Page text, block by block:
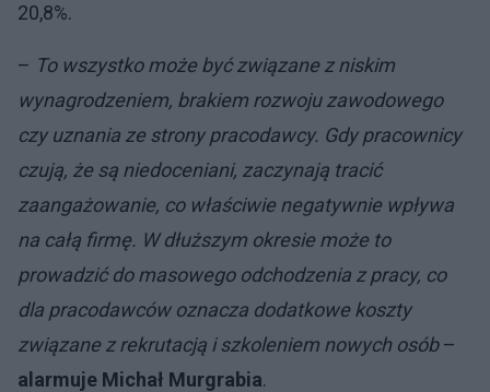
20,8%.
– To wszystko może być związane z niskim
wynagrodzeniem, brakiem rozwoju zawodowego
czy uznania ze strony pracodawcy. Gdy pracownicy
czują, że są niedoceniani, zaczynają tracić
zaangażowanie, co właściwie negatywnie wpływa
na całą firmę. W dłuższym okresie może to
prowadzić do masowego odchodzenia z pracy, co
dla pracodawców oznacza dodatkowe koszty
związane z rekrutacją i szkoleniem nowych osób–
alarmuje Michał Murgrabia.